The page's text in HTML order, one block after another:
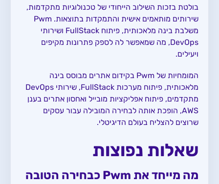
בולטת בזכות השילוב הייחודי של טכנולוגיות מתקדמות,
שירותים מותאמים אישית והתמקדות בתוצאות. Pwm
משלבת בינה מלאכותית, פיתוח FullStack ושירותי
DevOps, מה שמאפשר לה לספק פתרונות מקיפים
ויעילים.
המומחיות של Pwm בקידום אתרים מבוסס בינה
מלאכותית, פיתוח מערכות FullStack, שירותי DevOps
מתקדמים, פיתוח אפליקציות מובייל ואחסון אתרים בענן
AWS, הופכת אותה לבחירה המובילה עבור עסקים
שרוצים להצליח בעולם הדיגיטלי.
שאלות נפוצות
מה מייחד את Pwm כבחירה הטובה